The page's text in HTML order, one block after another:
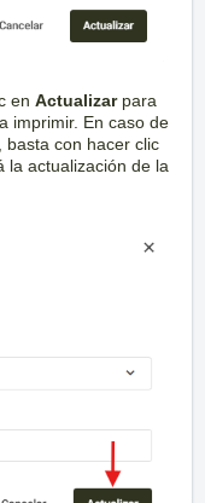
en Actualizar para
imprimir. En caso de
basta con hacer clic
la actualización de la